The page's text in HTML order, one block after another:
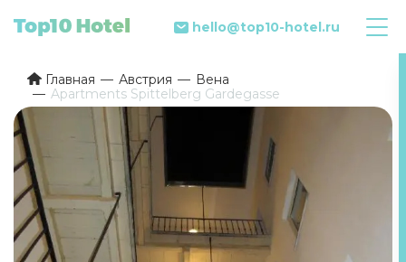
hello@top10-hotel.ru
Главная Австрия
Вена
Apartments Spittelberg Gardegasse